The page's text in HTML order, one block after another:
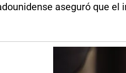
aseguró que el